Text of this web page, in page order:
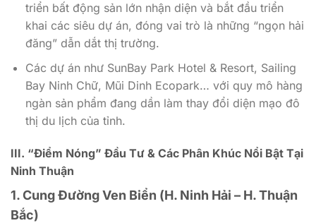
triển bất động sản lớn nhận diện và bắt đầu triển
khai các siêu dự án, đóng vai trò là những “ngọn hải
đăng” dẫn dắt thị trường.
Các dự án như SunBay Park Hotel & Resort, Sailing
Bay Ninh Chữ, Mũi Dinh Ecopark… với quy mô hàng
ngàn sản phẩm đang dần làm thay đổi diện mạo đô
thị du lịch của tỉnh.
III. “Điểm Nóng” Đầu Tư & Các Phân Khúc Nổi Bật Tại
Ninh Thuận
1. Cung Đường Ven Biển (H. Ninh Hải – H. Thuận
Bắc)